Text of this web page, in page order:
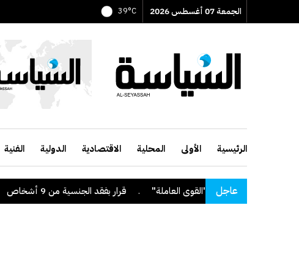
الجمعة 07 أغسطس 2026 39°C
الرئيسية الأولى المحلية الاقتصادية الدولية الفنية
عاجل . قرار بفقد الجنسية من 9 أشخاص .